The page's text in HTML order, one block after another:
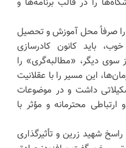
را صرفاً محل آموزش و تحصیل
باید کانون کادرسازی
سوی دیگر، «مطالبه‌گری» را
این مسیر را با عقلانیت
داشت و در موضوعات
محترمانه و مؤثر با
شهید زرین و تأثیرگذاری